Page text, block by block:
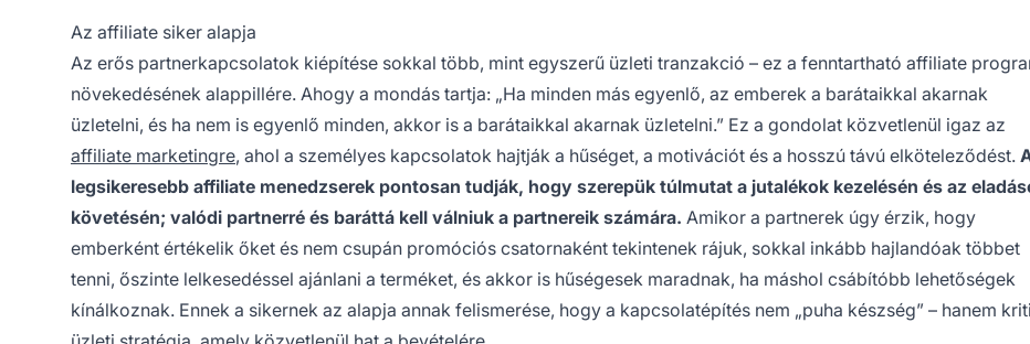
Az affiliate siker alapja
Az erős partnerkapcsolatok kiépítése sokkal több, mint egyszerű üzleti tranzakció – ez a fenntartható affiliate
növekedésének alappillére. Ahogy a mondás tartja: „Ha minden más egyenlő, az emberek a barátaikkal akarnak
üzletelni, és ha nem is egyenlő minden, akkor is a barátaikkal akarnak üzletelni.” Ez a gondolat közvetlenül igaz az
affiliate marketingre, ahol a személyes kapcsolatok hajtják a hűséget, a motivációt és a hosszú távú elköteleződést.
legsikeresebb affiliate menedzserek pontosan tudják, hogy szerepük túlmutat a jutalékok kezelésén és az
követésén; valódi partnerré és baráttá kell válniuk a partnereik számára. Amikor a partnerek úgy érzik, hogy
emberként értékelik őket és nem csupán promóciós csatornaként tekintenek rájuk, sokkal inkább hajlandóak többet
tenni, őszinte lelkesedéssel ajánlani a terméket, és akkor is hűségesek maradnak, ha máshol csábítóbb lehetőségek
kínálkoznak. Ennek a sikernek az alapja annak felismerése, hogy a kapcsolatépítés nem „puha készség” – hanem